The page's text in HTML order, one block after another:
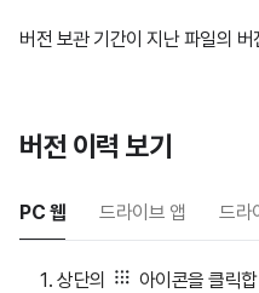
버전 보관 기간이 지난 파일의
버전 이력 보기
PC 웹 드라이브 앱 드라
상단의 아이콘을 클릭